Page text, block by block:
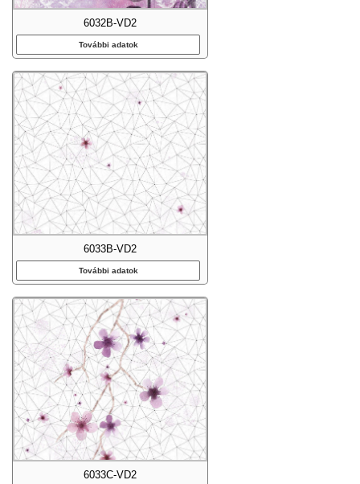
6032B-VD2
További adatok
6033B-VD2
További adatok
6033C-VD2